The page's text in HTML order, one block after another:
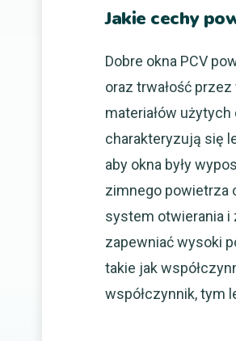
Jakie cechy
Dobre okna PCV
oraz trwałość
materiałów
charakteryzują się
aby okna były
zimnego powietrza
system otwierania i
zapewniać wysoki
takie jak
współczynnik, tym